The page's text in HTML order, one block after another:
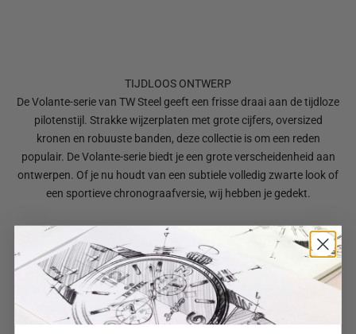
TIJDLOOS ONTWERP
De Volante-serie van TW Steel geeft een frisse draai aan de tijdloze
pilotenstijl. Strakke wijzerplaten met grote cijfers, oversized
kronen en robuuste banden, deze collectie is om een reden
populair. De Volante-serie biedt je een grote verscheidenheid aan
ontwerpen. Of je nu houdt van een subtiele volledig zwarte look of
een sportieve chronograafversie, wij hebben je gedekt.